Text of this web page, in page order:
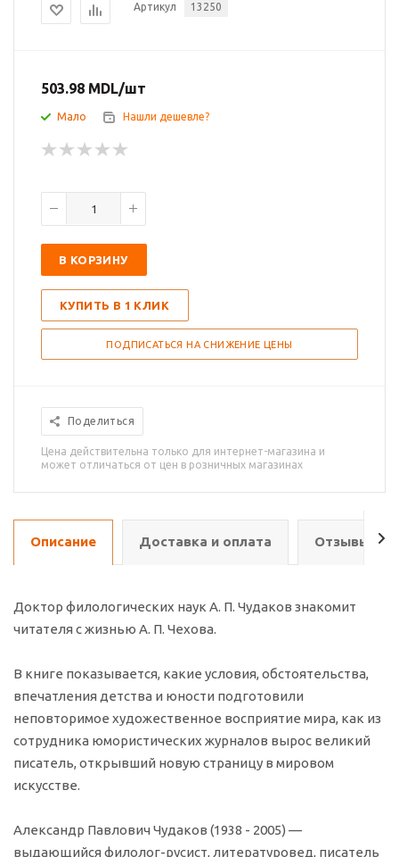
Артикул 13250
503.98 MDL/шт
Мало Нашли дешевле?
В КОРЗИНУ
КУПИТЬ В 1 КЛИК
ПОДПИСАТЬСЯ НА СНИЖЕНИЕ ЦЕНЫ
Поделиться
Цена действительна только для интернет-магазина и
может отличаться от цен в розничных магазинах
Описание Доставка и оплата Отзывы о
Доктор филологических наук А. П. Чудаков знакомит
читателя с жизнью А. П. Чехова.
В книге показывается, какие условия, обстоятельства,
впечатления детства и юности подготовили
неповторимое художественное восприятие мира, как из
сотрудника юмористических журналов вырос великий
писатель, открывший новую страницу в мировом
искусстве.
Александр Павлович Чудаков (1938 - 2005) —
выдающийся филолог-русист, литературовед, писатель